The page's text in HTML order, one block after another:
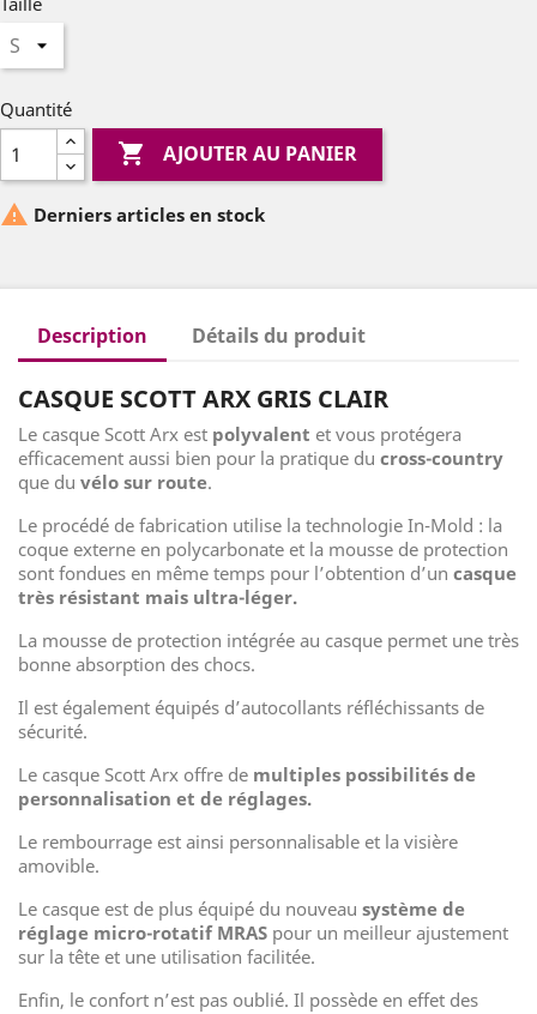
Quantité
 AJOUTER AU PANIER
 Derniers articles en stock
Description Détails du produit
CASQUE SCOTT ARX GRIS CLAIR
Le casque Scott Arx est polyvalent et vous protégera
efficacement aussi bien pour la pratique du cross-country
que du vélo sur route.
Le procédé de fabrication utilise la technologie In-Mold : la
coque externe en polycarbonate et la mousse de protection
sont fondues en même temps pour l’obtention d’un casque
très résistant mais ultra-léger.
La mousse de protection intégrée au casque permet une très
bonne absorption des chocs.
Il est également équipés d’autocollants réfléchissants de
sécurité.
Le casque Scott Arx offre de multiples possibilités de
personnalisation et de réglages.
Le rembourrage est ainsi personnalisable et la visière
amovible.
Le casque est de plus équipé du nouveau système de
réglage micro-rotatif MRAS pour un meilleur ajustement
sur la tête et une utilisation facilitée.
Enfin, le confort n’est pas oublié. Il possède en effet des